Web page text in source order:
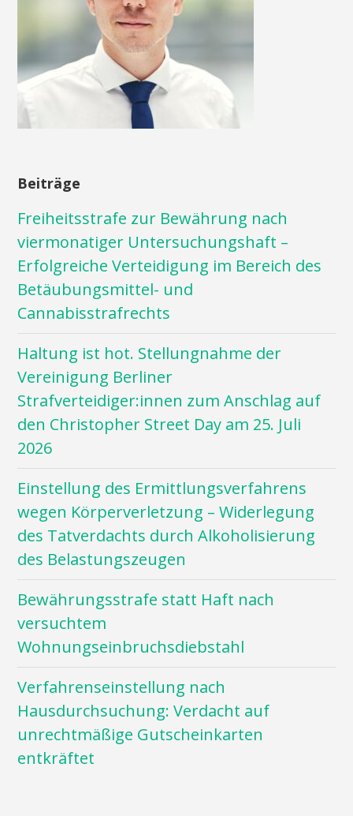
Beiträge
Freiheitsstrafe zur Bewährung nach
viermonatiger Untersuchungshaft –
Erfolgreiche Verteidigung im Bereich des
Betäubungsmittel- und
Cannabisstrafrechts
Haltung ist hot. Stellungnahme der
Vereinigung Berliner
Strafverteidiger:innen zum Anschlag auf
den Christopher Street Day am 25. Juli
2026
Einstellung des Ermittlungsverfahrens
wegen Körperverletzung – Widerlegung
des Tatverdachts durch Alkoholisierung
des Belastungszeugen
Bewährungsstrafe statt Haft nach
versuchtem
Wohnungseinbruchsdiebstahl
Verfahrenseinstellung nach
Hausdurchsuchung: Verdacht auf
unrechtmäßige Gutscheinkarten
entkräftet